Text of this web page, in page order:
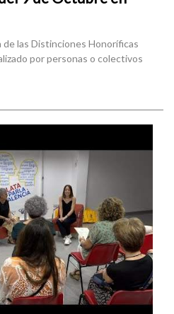
las Distinciones Honoríficas
por personas o colectivos